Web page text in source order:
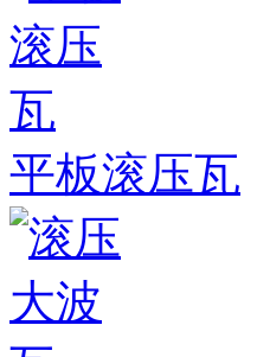
平板滚压瓦